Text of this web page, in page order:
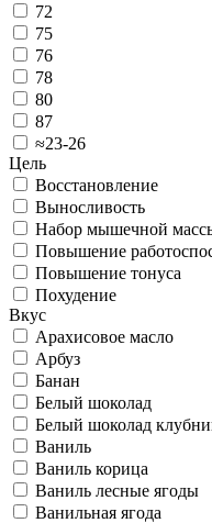
72
75
76
78
80
87
≈23-26
Цель
Восстановление
Выносливость
Набор мышечной
Повышение
Повышение тонуса
Похудение
Вкус
Арахисовое масло
Арбуз
Банан
Белый шоколад
Белый шоколад
Ваниль
Ваниль корица
Ваниль лесные ягоды
Ванильная ягода